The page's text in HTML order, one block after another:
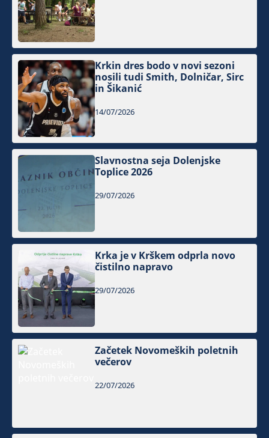
Krkin dres bodo v novi sezoni
nosili tudi Smith, Dolničar, Sirc
in Šikanić
14/07/2026
Slavnostna seja Dolenjske
Toplice 2026
29/07/2026
Krka je v Krškem odprla novo
čistilno napravo
29/07/2026
Začetek Novomeških poletnih
večerov
22/07/2026